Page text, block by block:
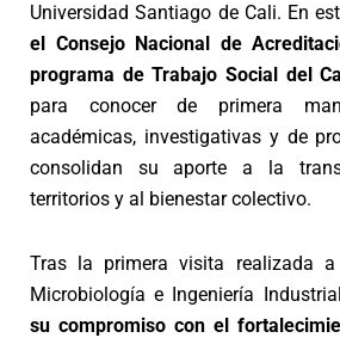
Universidad Santiago de Cali. En
el Consejo Nacional de
programa de Trabajo Social del
para conocer de primera
académicas, investigativas y de
consolidan su aporte a la
territorios y al bienestar colectivo.
Tras la primera visita realizada
Microbiología e Ingeniería
su compromiso con el